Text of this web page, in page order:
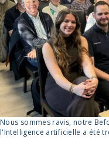
Nous sommes ravis, notre
l'Intelligence artificielle a été